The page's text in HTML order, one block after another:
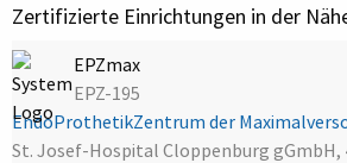
Zertifizierte Einrichtungen in der
EPZmax
EPZ-195
EndoProthetikZentrum der
St. Josef-Hospital Cloppenburg gGmbH,